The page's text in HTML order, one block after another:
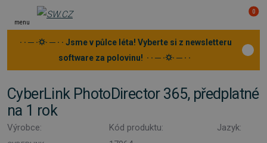
menu
0
· · ─ ·⛭· ─ · · Jsme v půlce léta! Vyberte si z newsletteru
software za polovinu! · · ─ ·⛭· ─ · ·
CyberLink PhotoDirector 365, předplatné
na 1 rok
Výrobce:
Kód produktu:
Jazyk: